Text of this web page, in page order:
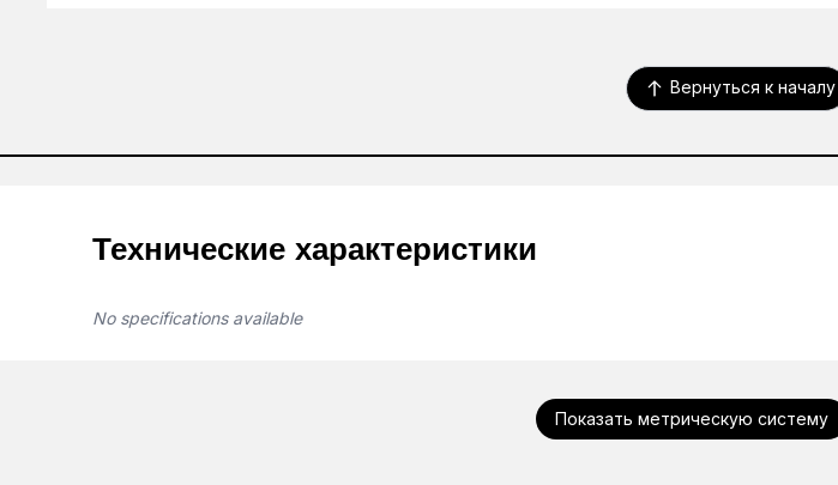
Вернуться к началу
Технические характеристики
No specifications available
Показать метрическую систему